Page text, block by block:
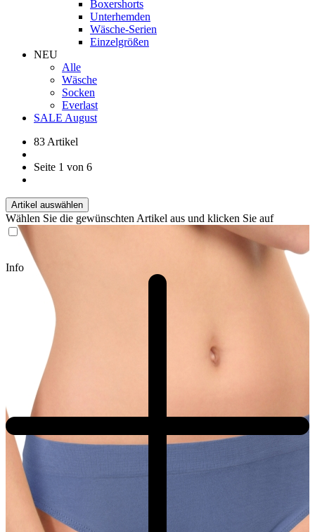
Boxershorts
Unterhemden
Wäsche-Serien
Einzelgrößen
NEU
Alle
Wäsche
Socken
Everlast
SALE August
83 Artikel
Seite 1 von 6
Artikel auswählen
Wählen Sie die gewünschten Artikel aus und klicken Sie auf
Info